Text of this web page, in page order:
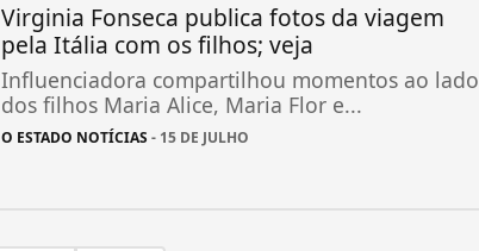
Virginia Fonseca publica fotos da viagem
pela Itália com os filhos; veja
Influenciadora compartilhou momentos ao lado
dos filhos Maria Alice, Maria Flor e...
O ESTADO NOTÍCIAS - 15 DE JULHO